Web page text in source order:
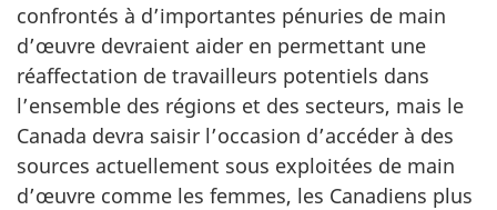
confrontés à d’importantes pénuries de main
d’œuvre devraient aider en permettant une
réaffectation de travailleurs potentiels dans
l’ensemble des régions et des secteurs, mais le
Canada devra saisir l’occasion d’accéder à des
sources actuellement sous exploitées de main
d’œuvre comme les femmes, les Canadiens plus